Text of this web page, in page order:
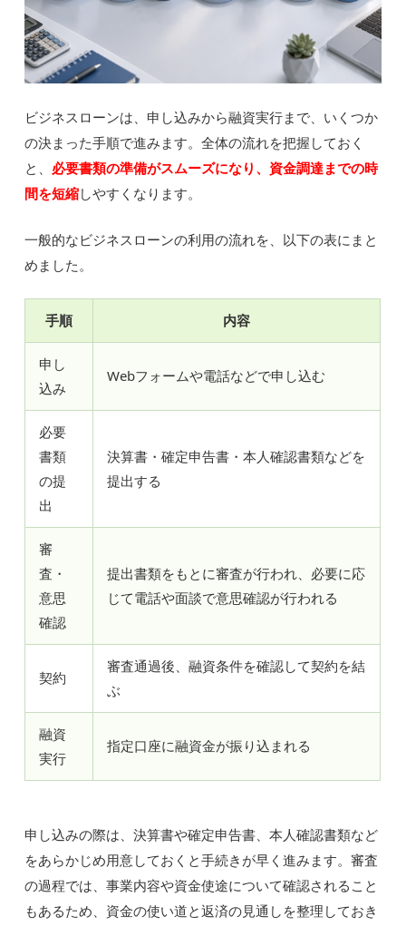
ビジネスローンは、申し込みから融資実行まで、いくつか
の決まった手順で進みます。全体の流れを把握しておく
と、 必要書類の準備がスムーズになり、資金調達までの時
間を短縮しやすくなります。
一般的なビジネスローンの利用の流れを、以下の表にまと
めました。
手順 内容
申し
込み
Webフォームや電話などで申し込む
必要
書類
の提
出
決算書・確定申告書・本人確認書類などを
提出する
審
査・
意思
確認
提出書類をもとに審査が行われ、必要に応
じて電話や面談で意思確認が行われる
契約
審査通過後、融資条件を確認して契約を結
ぶ
融資
実行
指定口座に融資金が振り込まれる
申し込みの際は、決算書や確定申告書、本人確認書類など
をあらかじめ用意しておくと手続きが早く進みます。審査
の過程では、事業内容や資金使途について確認されること
もあるため、資金の使い道と返済の見通しを整理しておき